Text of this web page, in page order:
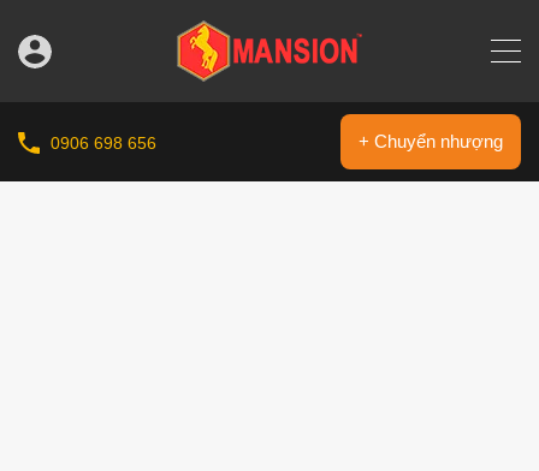
0906 698 656 + Chuyển nhượng